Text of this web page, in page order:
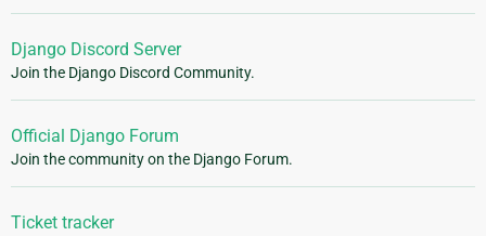
Django Discord Server
Join the Django Discord Community.
Official Django Forum
Join the community on the Django Forum.
Ticket tracker